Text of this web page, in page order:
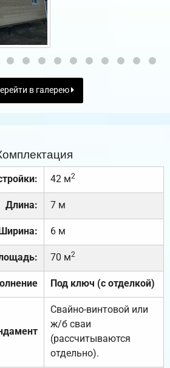
в галерею
42 м2
Длина: 7 м
6 м
70 м2
Под ключ (с отделкой)
Свайно-винтовой или
ж/б сваи
(рассчитываются
отдельно).